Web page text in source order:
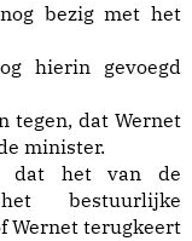
bezig met het
hierin gevoegd
tegen, dat Wernet
minister.
dat het van de
bestuurlijke
Wernet terugkeert